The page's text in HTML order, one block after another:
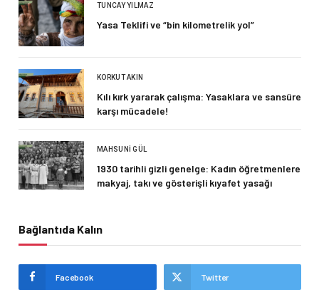
TUNCAY YILMAZ
Yasa Teklifi ve “bin kilometrelik yol”
KORKUT AKIN
Kılı kırk yararak çalışma: Yasaklara ve sansüre
karşı mücadele!
MAHSUNI GÜL
1930 tarihli gizli genelge: Kadın öğretmenlere
makyaj, takı ve gösterişli kıyafet yasağı
Bağlantıda Kalın
Facebook Twitter